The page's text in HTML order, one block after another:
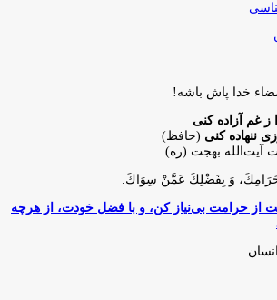
خدا پاش باشه!
ز غم آزاده کنی
ننهاده کنی (حافظ)
آیت‌الله بهجت (ره)
حَرَامِكَ، وَ بِفَضْلِكَ عَمَّنْ سِوَاكَ‏.
از حرامت بی‌نیاز کن، و با فضل خودت، از هرچه